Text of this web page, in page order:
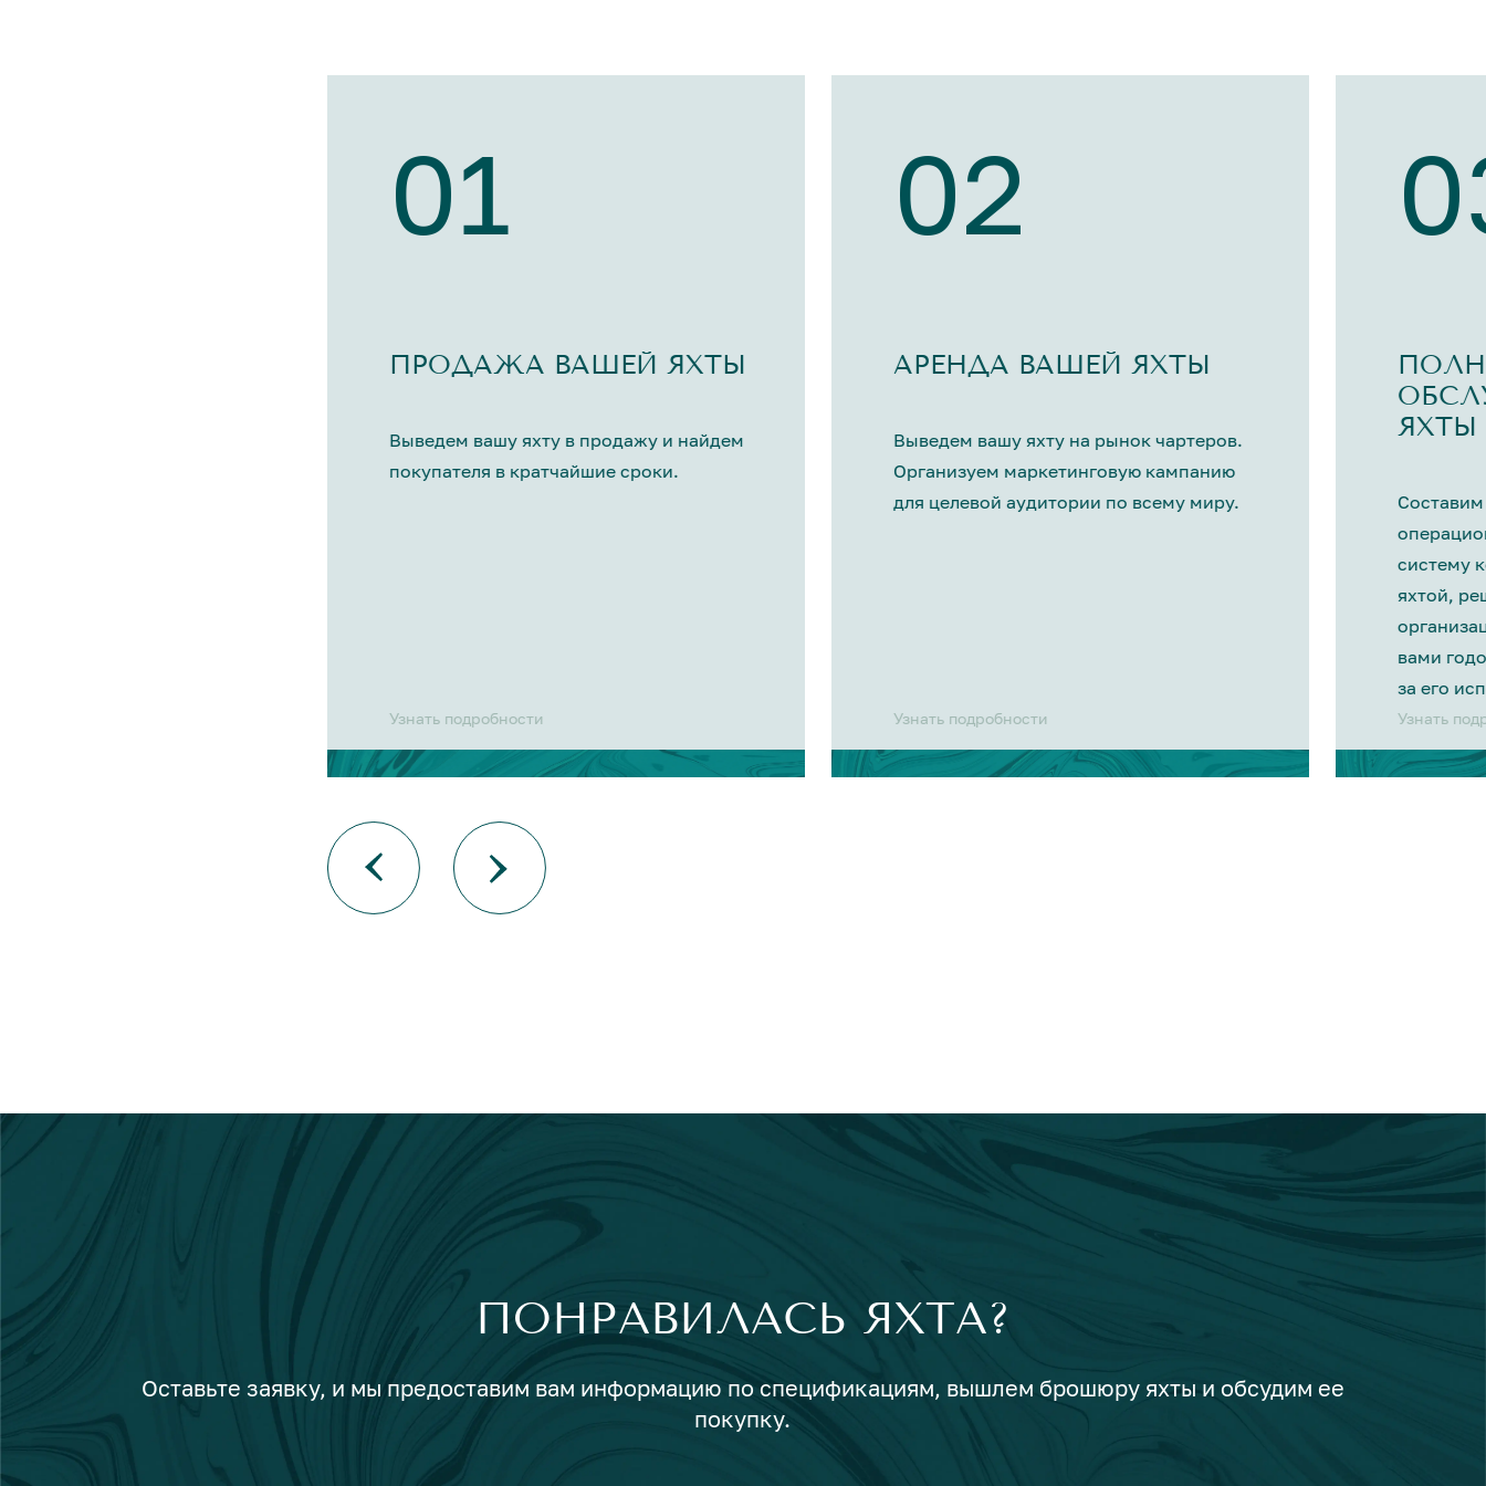
01
ПРОДАЖА ВАШЕЙ ЯХТЫ
Выведем вашу яхту в продажу и найдем
покупателя в кратчайшие сроки.
Узнать подробности
02
АРЕНДА ВАШЕЙ ЯХТЫ
Выведем вашу яхту на рынок чартеров.
Организуем маркетинговую кампанию
для целевой аудитории по всему миру.
Узнать подробности
ЯХТЫ
систему
яхтой,
вами
за его
Узнать
ПОНРАВИЛАСЬ ЯХТА?
Оставьте заявку, и мы предоставим вам информацию по спецификациям, вышлем брошюру яхты и обсудим ее
покупку.